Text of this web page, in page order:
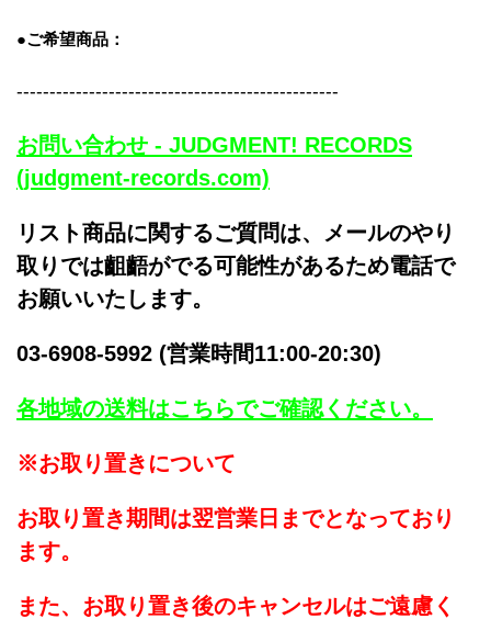
●ご希望商品：
-------------------------------------------------
お問い合わせ - JUDGMENT! RECORDS
(judgment-records.com)
リスト商品に関するご質問は、メールのやり
取りでは齟齬がでる可能性があるため電話で
お願いいたします。
03-6908-5992 (営業時間11:00-20:30)
各地域の送料はこちらでご確認ください。
※お取り置きについて
お取り置き期間は翌営業日までとなっており
ます。
また、お取り置き後のキャンセルはご遠慮く